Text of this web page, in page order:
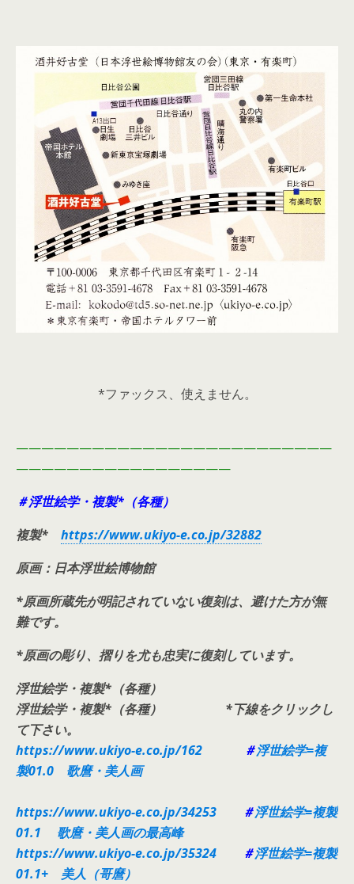
*ファックス、使えません。
—————————————————————————
—————————————————
＃浮世絵学・複製*（各種）
複製* https://www.ukiyo-e.co.jp/32882
原画：日本浮世絵博物館
*原画所蔵先が明記されていない復刻は、避けた方が無
難です。
*原画の彫り、摺りを尤も忠実に復刻しています。
浮世絵学・複製*（各種）
浮世絵学・複製*（各種） *下線をクリックし
て下さい。
https://www.ukiyo-e.co.jp/162
＃浮世絵学=複
製01.0 歌麿・美人画
https://www.ukiyo-e.co.jp/34253 ＃浮世絵学=複製
01.1 歌麿・美人画の最高峰
https://www.ukiyo-e.co.jp/35324
＃浮世絵学=複製
01.1+ 美人（哥麿）